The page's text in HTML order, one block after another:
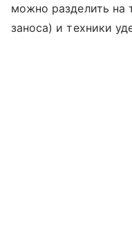
можно разделить на
заноса) и техники